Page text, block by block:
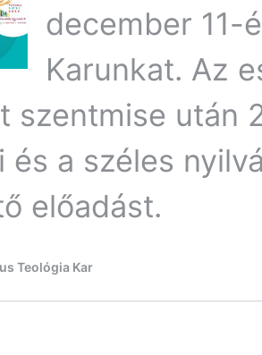
december 11-
Karunkat. Az
szentmise után
és a széles
előadást.
Teológia Kar